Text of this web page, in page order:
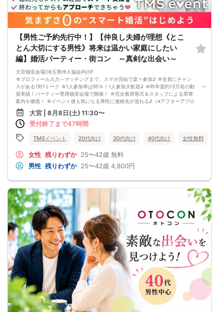
【男性ご予約先行中！】【仲良し夫婦が理想《とこ
とん大切にする男性》将来は温かい家庭にしたい
編】婚活パーティー・街コン ～真剣な出会い～
大宮個室会場(埼玉県仲人協会内)5F
☆プロフィール入力～マッチングまで、スマホ完結で楽々参加♪ ☆全員にチャン
スがある1対1トーク ☆1人参加率は95％！1人参加大歓迎♪ ☆昨年度約13万名の動
員実績！パーティー専用個室会場で開催！ ☆完全着席形式＆スタッフによる席替
案内を徹底！ ☆イベント後も気になる異性に連絡先が送れる♪（※アフターアプロ
ーチ機能） スタッフの進行で全員の方とお話できるので、フリータイムで放置さ
れて人気の方と一度もお話できずに気が付いたらイベント終了・・・ということ
は一切ありません！ 【持ち物について】 ・ご本人様確認書類（無い場合はキャン
ホ （こちらのパーティーはスマホを使用したパーティーになります。システムの
お釣銭がでないようご用意いただけますと幸いです。 【ご参加前にご確認くださ
い】 ・Wi-Fiの用意はありませんので、ネット環境が万全でない場合にはご参加い
ただけません。 ・充電器の貸し出しは行っておりません。 【ご来場に際して】
時間に間に合うよう、必ず余裕をもったご来場をお願いいたします。 ※集客状況
に応じてサムネイル等が変更になる場合がございます。 参加年齢と参加条件は変
更されませんのでご安心ください。
大宮 | 8月8日(土) 11:30〜
受付終了まで47時間
TMSイベント 20代向け 30代向け 40代向け 女性無料
女性 残りわずか 25〜42歳 無料
男性 残りわずか 25〜42歳 4,800円